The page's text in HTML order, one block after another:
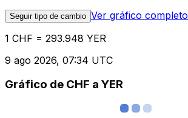
Seguir tipo de cambio Ver gráfico completo
1 CHF = 293.948 YER
9 ago 2026, 07:34 UTC
Gráfico de CHF a YER